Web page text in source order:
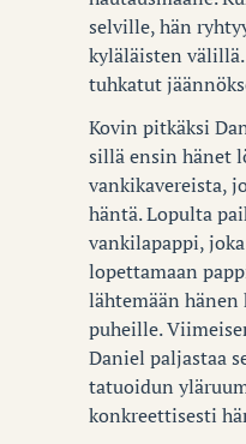
selville, hän
kyläläisten
tuhkatut
Kovin pitkäksi
sillä ensin hänet
vankikavereista,
häntä. Lopulta
vankilapappi,
lopettamaan
lähtemään hänen
puheille.
Daniel paljastaa
tatuoidun
konkreettisesti